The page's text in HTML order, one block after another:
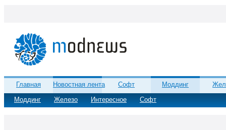
Главная
Новостная лента
Моддинг
Железо Интересное Софт
Софт Моддинг